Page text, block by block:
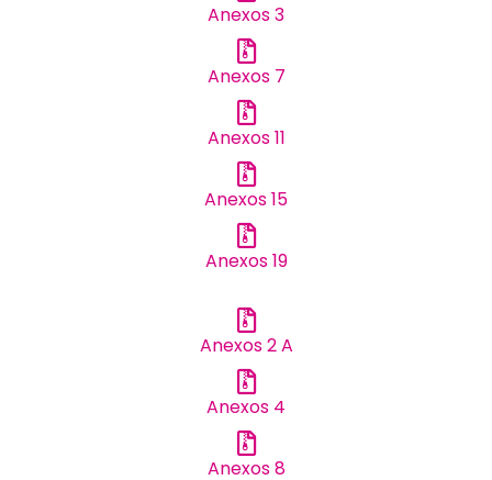
Anexos 3
Anexos 7
Anexos 11
Anexos 15
Anexos 19
Anexos 2 A
Anexos 4
Anexos 8